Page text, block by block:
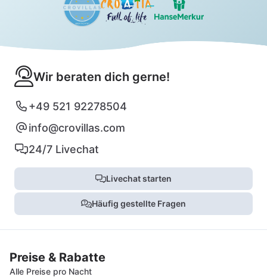
Wir beraten dich gerne!
+49 521 92278504
info@crovillas.com
24/7 Livechat
Livechat starten
Häufig gestellte Fragen
Preise & Rabatte
Alle Preise pro Nacht